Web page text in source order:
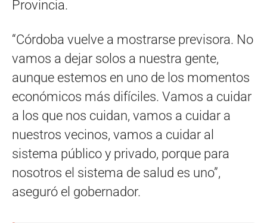
Provincia.
“Córdoba vuelve a mostrarse previsora. No
vamos a dejar solos a nuestra gente,
aunque estemos en uno de los momentos
económicos más difíciles. Vamos a cuidar
a los que nos cuidan, vamos a cuidar a
nuestros vecinos, vamos a cuidar al
sistema público y privado, porque para
nosotros el sistema de salud es uno”,
aseguró el gobernador.